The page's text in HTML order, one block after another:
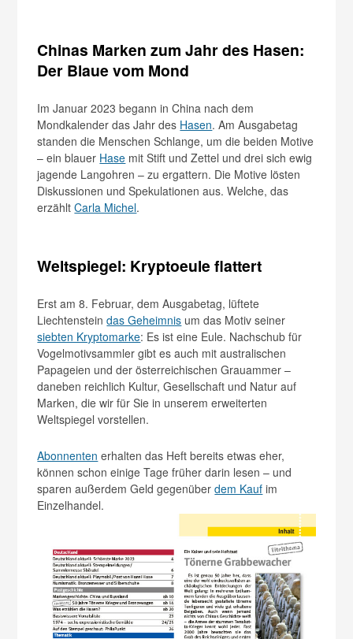
Chinas Marken zum Jahr des Hasen:
Der Blaue vom Mond
Im Januar 2023 begann in China nach dem
Mondkalender das Jahr des Hasen. Am Ausgabetag
standen die Menschen Schlange, um die beiden Motive
– ein blauer Hase mit Stift und Zettel und drei sich ewig
jagende Langohren – zu ergattern. Die Motive lösten
Diskussionen und Spekulationen aus. Welche, das
erzähltCarla Michel.
Weltspiegel: Kryptoeule flattert
Erst am 8. Februar, dem Ausgabetag, lüftete
Liechtensteindas Geheimnis um das Motiv seiner
siebten Kryptomarke: Es ist eine Eule. Nachschub für
Vogelmotivsammler gibt es auch mit australischen
Papageien und der österreichischen Grauammer –
daneben reichlich Kultur, Gesellschaft und Natur auf
Marken, die wir für Sie in unserem erweiterten
Weltspiegel vorstellen.
Abonnenten erhalten das Heft bereits etwas eher,
können schon einige Tage früher darin lesen – und
sparen außerdem Geld gegenüberdem Kauf im
Einzelhandel.